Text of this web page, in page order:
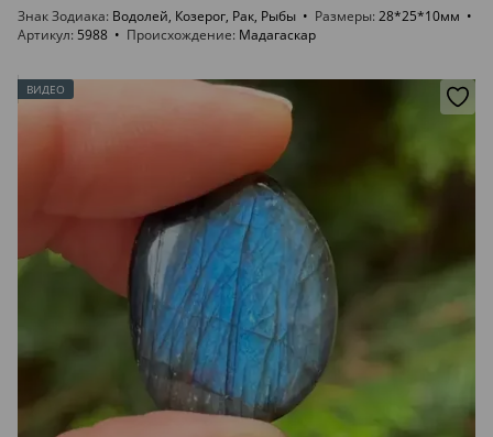
Знак Зодиака Водолей, Козерог, Рак, Рыбы Размеры 28*25*10мм
Артикул 5988 Происхождение Мадагаскар
ВИДЕО